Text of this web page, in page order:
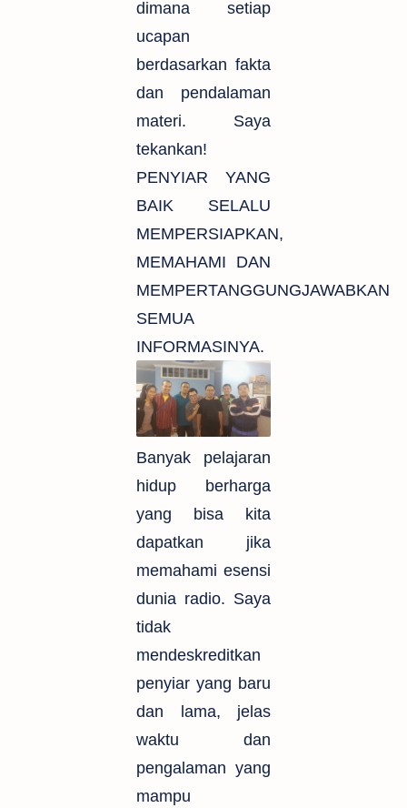
dimana setiap
ucapan
berdasarkan fakta
dan pendalaman
materi. Saya
tekankan!
PENYIAR YANG
BAIK SELALU
MEMPERSIAPKAN,
MEMAHAMI DAN
MEMPERTANGGUNGJAWABKAN
SEMUA
INFORMASINYA.
Banyak pelajaran
hidup berharga
yang bisa kita
dapatkan jika
memahami esensi
dunia radio. Saya
tidak
mendeskreditkan
penyiar yang baru
dan lama, jelas
waktu dan
pengalaman yang
mampu